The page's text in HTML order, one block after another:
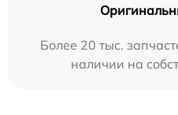
Более 20 тыс.
наличии на